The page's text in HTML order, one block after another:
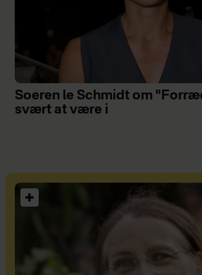
Soeren le Schmidt om
svært at være i